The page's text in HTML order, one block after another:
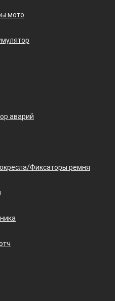
мото
аварий
Фиксаторы ремня